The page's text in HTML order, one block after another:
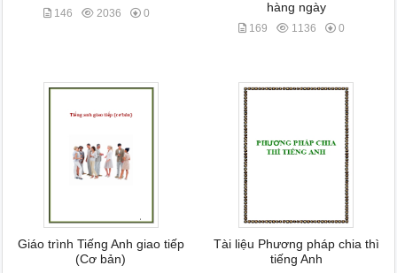
146 2036 0
hàng ngày
169 1136 0
Giáo trình Tiếng Anh giao tiếp
(Cơ bản)
Tài liệu Phương pháp chia thì
tiếng Anh